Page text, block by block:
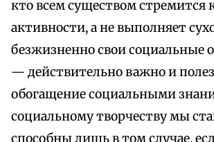
кто всем существом стремится
активности, а не выполняет
безжизненно свои социальные
— действительно важно и
обогащение социальными
социальному творчеству мы
способны лишь в том случае,